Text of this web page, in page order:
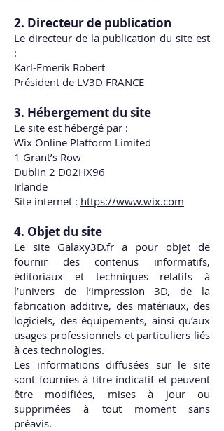
2. Directeur de publication
Le directeur de la publication du site est
:
Karl-Emerik Robert
Président de LV3D FRANCE
3. Hébergement du site
Le site est hébergé par :
Wix Online Platform Limited
1 Grant’s Row
Dublin 2 D02HX96
Irlande
Site internet : https://www.wix.com
4. Objet du site
Le site Galaxy3D.fr a pour objet de
fournir des contenus informatifs,
éditoriaux et techniques relatifs à
l’univers de l’impression 3D, de la
fabrication additive, des matériaux, des
logiciels, des équipements, ainsi qu’aux
usages professionnels et particuliers liés
à ces technologies.
Les informations diffusées sur le site
sont fournies à titre indicatif et peuvent
être modifiées, mises à jour ou
supprimées à tout moment sans
préavis.